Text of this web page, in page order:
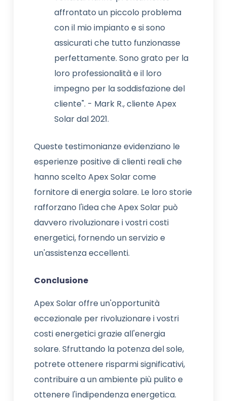
affrontato un piccolo problema
con il mio impianto e si sono
assicurati che tutto funzionasse
perfettamente. Sono grato per la
loro professionalità e il loro
impegno per la soddisfazione del
cliente". - Mark R., cliente Apex
Solar dal 2021.
Queste testimonianze evidenziano le
esperienze positive di clienti reali che
hanno scelto Apex Solar come
fornitore di energia solare. Le loro storie
rafforzano l'idea che Apex Solar può
davvero rivoluzionare i vostri costi
energetici, fornendo un servizio e
un'assistenza eccellenti.
Conclusione
Apex Solar offre un'opportunità
eccezionale per rivoluzionare i vostri
costi energetici grazie all'energia
solare. Sfruttando la potenza del sole,
potrete ottenere risparmi significativi,
contribuire a un ambiente più pulito e
ottenere l'indipendenza energetica.